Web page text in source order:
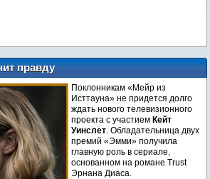
правду
Поклонникам «Мейр из
Исттауна» не придется долго
ждать нового телевизионного
проекта с участием Кейт
Уинслет. Обладательница двух
премий «Эмми» получила
главную роль в сериале,
основанном на романе Trust
Эрнана Диаса.